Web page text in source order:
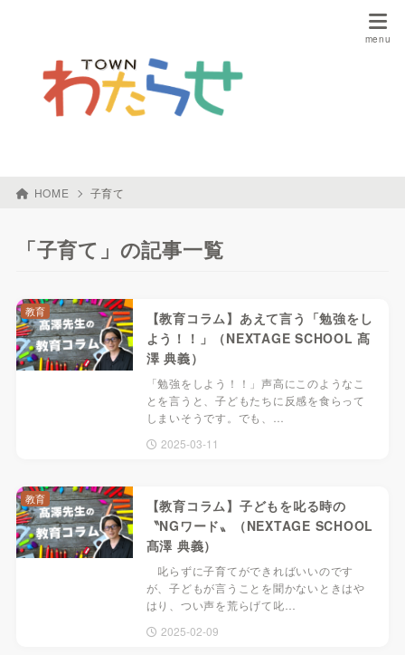
HOME 子育て
「子育て」の記事一覧
【教育コラム】あえて言う「勉強をし
よう！！」（NEXTAGE SCHOOL 髙
澤 典義）
「勉強をしよう！！」声高にこのようなこ
とを言うと、子どもたちに反感を食らって
しまいそうです。でも、…
2025-03-11
教育
【教育コラム】子どもを叱る時の
〝NGワード〟（NEXTAGE SCHOOL
髙澤 典義）
叱らずに子育てができればいいのです
が、子どもが言うことを聞かないときはや
はり、つい声を荒らげて叱…
2025-02-09
教育